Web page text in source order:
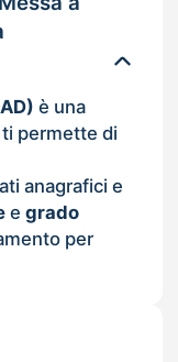
è una
permette di
anagrafici e
e grado
per